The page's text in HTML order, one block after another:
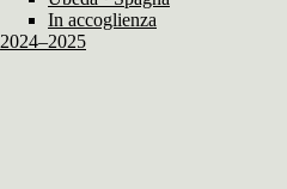
In accoglienza
2024–2025